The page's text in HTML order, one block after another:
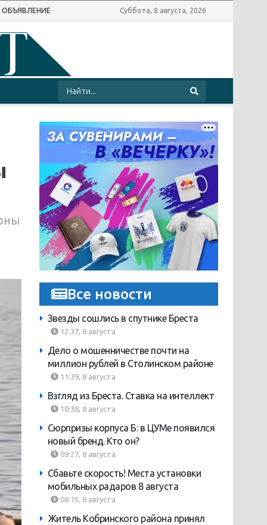
ОБЪЯВЛЕНИЕ Суббота, 8 августа, 2026
Все новости
Звезды сошлись в спутнике Бреста
12:37, 8 августа
Дело о мошенничестве почти на
миллион рублей в Столинском районе
11:39, 8 августа
Взгляд из Бреста. Ставка на интеллект
10:38, 8 августа
Сюрпризы корпуса Б: в ЦУМе появился
новый бренд. Кто он?
09:27, 8 августа
Сбавьте скорость! Места установки
мобильных радаров 8 августа
08:15, 8 августа
Житель Кобринского района принял